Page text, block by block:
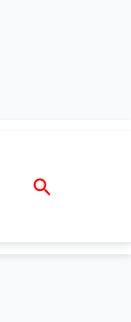
Search